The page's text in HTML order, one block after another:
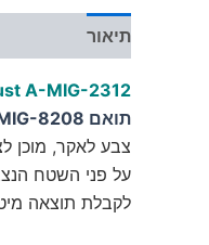
תיאור
A-MIG-2312
תואם ALC113, AMIG-8208
צבע לאקר, מוכן
על פני השטח
לקבלת תוצאה